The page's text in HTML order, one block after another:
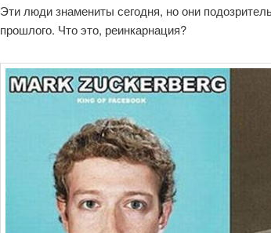
Эти люди знамениты сегодня, но они
прошлого. Что это, реинкарнация?